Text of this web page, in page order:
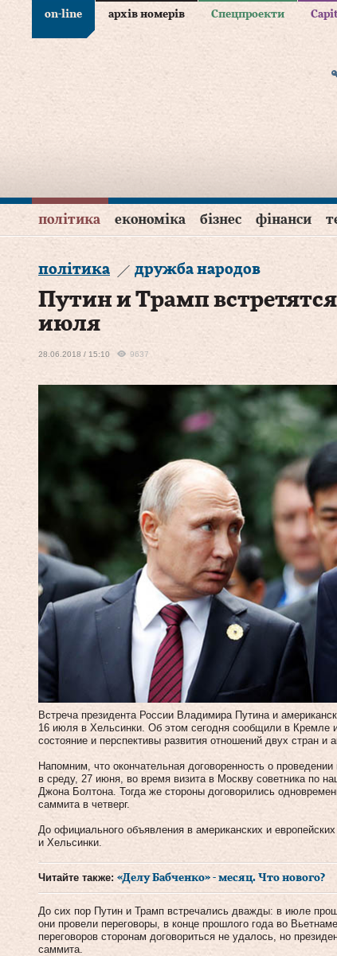
on-line архів номерів Спецпроекти
політика економіка бізнес фінанси
політика дружба народов
Путин и Трамп
июля
28.06.2018 / 15:10 9637
Встреча президента России Владимира Путина и
16 июля в Хельсинки. Об этом сегодня сообщили в Кремле
состояние и перспективы развития отношений двух стран
Напомним, что окончательная договоренность о
в среду, 27 июня, во время визита в Москву советника по
Джона Болтона. Тогда же стороны договорились
саммита в четверг.
До официального объявления в американских и
и Хельсинки.
Читайте также: «Делу Бабченко» - месяц. Что нового?
До сих пор Путин и Трамп встречались дважды: в июле
они провели переговоры, в конце прошлого года во
переговоров сторонам договориться не удалось, но
саммита.